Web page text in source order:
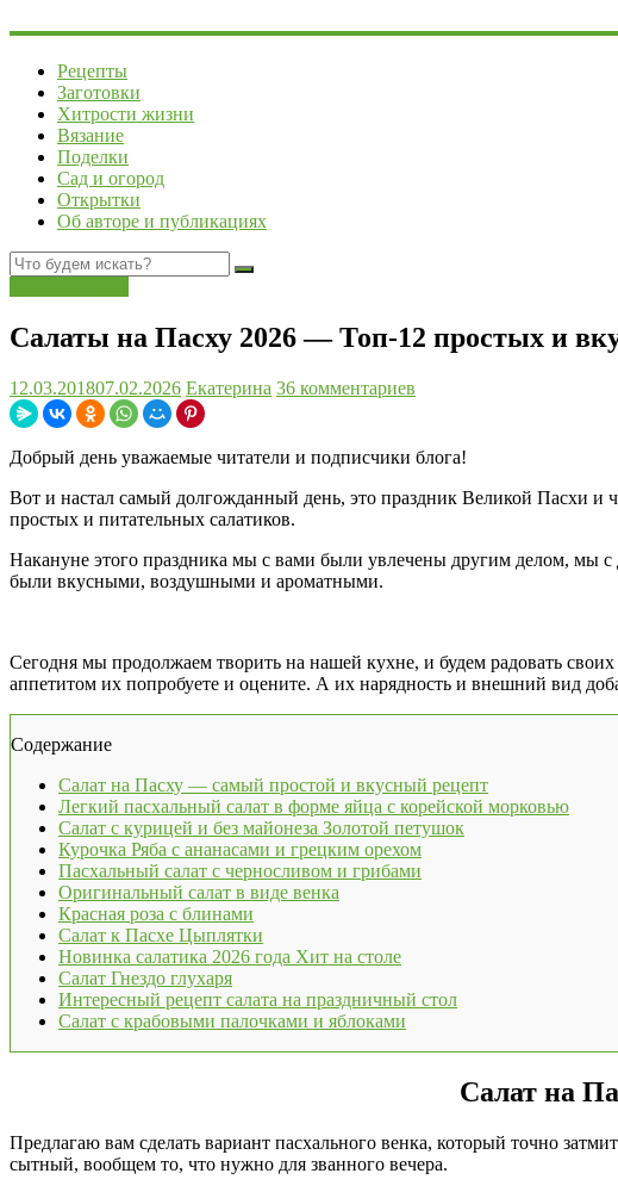
Рецепты
Заготовки
Хитрости жизни
Вязание
Поделки
Сад и огород
Открытки
Об авторе и публикациях
Салаты на Пасху 2026 — Топ-12 простых и
12.03.201807.02.2026 Екатерина 36 комментариев
Добрый день уважаемые читатели и подписчики блога!
Вот и настал самый долгожданный день, это праздник Великой Пасхи и
простых и питательных салатиков.
Накануне этого праздника мы с вами были увлечены другим делом, мы
были вкусными, воздушными и ароматными.
Сегодня мы продолжаем творить на нашей кухне, и будем радовать
аппетитом их попробуете и оцените. А их нарядность и внешний вид
Содержание
Салат на Пасху — самый простой и вкусный рецепт
Легкий пасхальный салат в форме яйца с корейской морковью
Салат с курицей и без майонеза Золотой петушок
Курочка Ряба с ананасами и грецким орехом
Пасхальный салат с черносливом и грибами
Оригинальный салат в виде венка
Красная роза с блинами
Салат к Пасхе Цыплятки
Новинка салатика 2026 года Хит на столе
Салат Гнездо глухаря
Интересный рецепт салата на праздничный стол
Салат с крабовыми палочками и яблоками
Салат на
Предлагаю вам сделать вариант пасхального венка, который точно
сытный, вообщем то, что нужно для званного вечера.